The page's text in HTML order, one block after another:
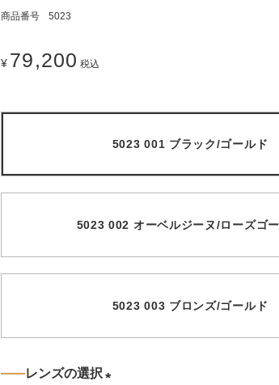
商品番号 5023
¥ 79,200 税込
レンズの選択
5023 001 ブラック/ゴールド
5023 002 オーベルジーヌ/ローズゴ
5023 003 ブロンズ/ゴールド